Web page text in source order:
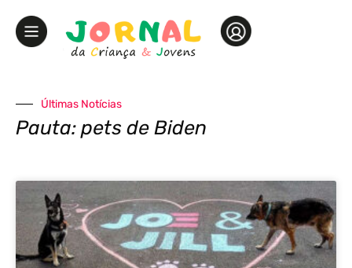
Últimas Notícias
Pauta: pets de Biden